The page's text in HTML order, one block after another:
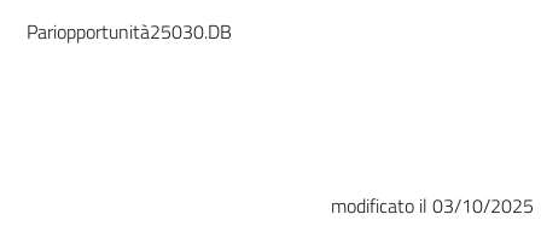
Pariopportunità25030.DB
modificato il 03/10/2025